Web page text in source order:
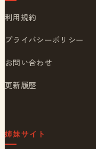
利用規約
プライバシーポリシー
お問い合わせ
更新履歴
姉妹サイト